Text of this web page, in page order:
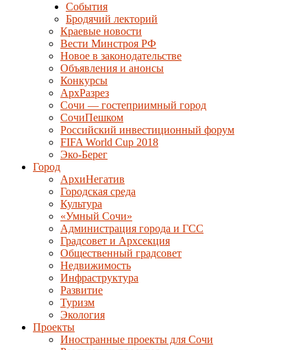
События
Бродячий лекторий
Краевые новости
Вести Минстроя РФ
Новое в законодательстве
Объявления и анонсы
Конкурсы
АрхРазрез
Сочи — гостеприимный город
СочиПешком
Российский инвестиционный форум
FIFA World Cup 2018
Эко-Берег
Город
АрхиНегатив
Городская среда
Культура
«Умный Сочи»
Администрация города и ГСС
Градсовет и Архсекция
Общественный градсовет
Недвижимость
Инфраструктура
Развитие
Туризм
Экология
Проекты
Иностранные проекты для Сочи